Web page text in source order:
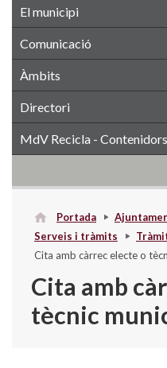
El municipi
Comunicació
Àmbits
Directori
MdV Recicla -
Portada
Serveis i tràmits
Cita amb càrrec electe o
Cita amb
tècnic